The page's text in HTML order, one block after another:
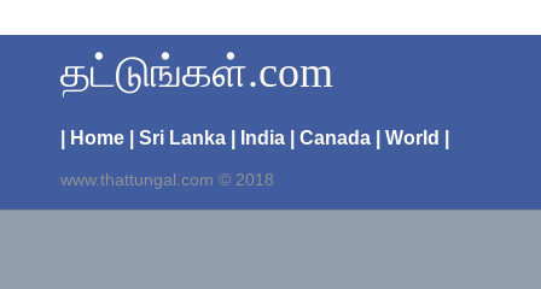
தட்டுங்கள்.com
| Home | Sri Lanka | India | Canada | World |
www.thattungal.com © 2018